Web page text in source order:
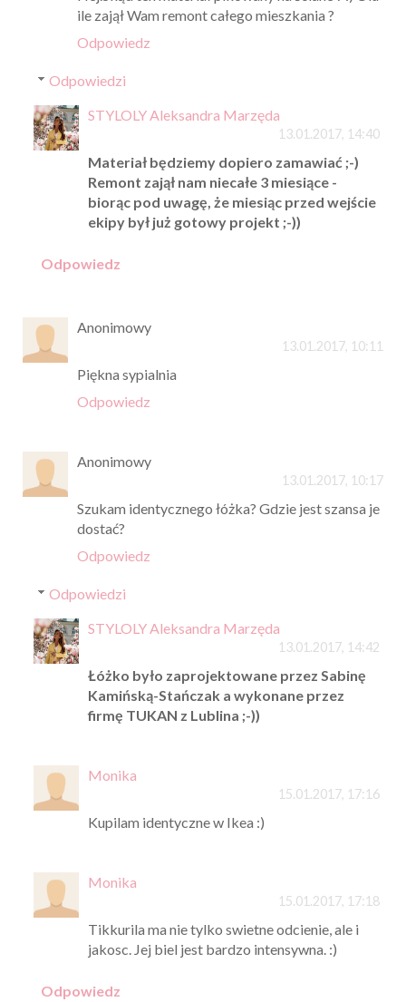
ile zajął Wam remont całego mieszkania ?
Odpowiedz
Odpowiedzi
STYLOLY Aleksandra Marzęda
13.01.2017, 14:40
Materiał będziemy dopiero zamawiać ;-)
Remont zajął nam niecałe 3 miesiące -
biorąc pod uwagę, że miesiąc przed wejście
ekipy był już gotowy projekt ;-))
Odpowiedz
Anonimowy
13.01.2017, 10:11
Piękna sypialnia
Odpowiedz
Anonimowy
13.01.2017, 10:17
Szukam identycznego łóżka? Gdzie jest szansa je
dostać?
Odpowiedz
Odpowiedzi
STYLOLY Aleksandra Marzęda
13.01.2017, 14:42
Łóżko było zaprojektowane przez Sabinę
Kamińską-Stańczak a wykonane przez
firmę TUKAN z Lublina ;-))
Monika
15.01.2017, 17:16
Kupilam identyczne w Ikea :)
Monika
15.01.2017, 17:18
Tikkurila ma nie tylko swietne odcienie, ale i
jakosc. Jej biel jest bardzo intensywna. :)
Odpowiedz